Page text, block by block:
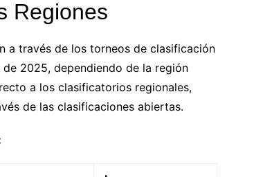
Regiones
a través de los torneos de clasificación
2025, dependiendo de la región
a los clasificatorios regionales,
de las clasificaciones abiertas.